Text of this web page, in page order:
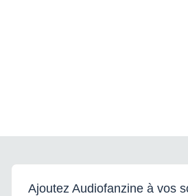
Ajoutez Audiofanzine à vos